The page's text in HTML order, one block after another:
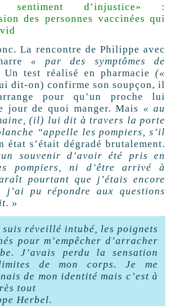
sentiment d’injustice» :
des personnes vaccinées qui
La rencontre de Philippe avec
« par des symptômes de
Un test réalisé en pharmacie(«
dit-on) confirme son soupçon, il
pour qu’un proche lui
jour de quoi manger. Mais « au
(il) lui dit à travers la porte
“appelle les pompiers, s’il
état s’était dégradé brutalement.
souvenir d’avoir été pris en
pompiers, ni d’être arrivé à
pourtant que j’étais encore
j’ai pu répondre aux questions
»
suis réveillé intubé, les poignets
pour m’empêcher d’arracher
J’avais perdu la sensation
de mon corps. Je me
de mon identité mais c’est à
tout
Herbel.